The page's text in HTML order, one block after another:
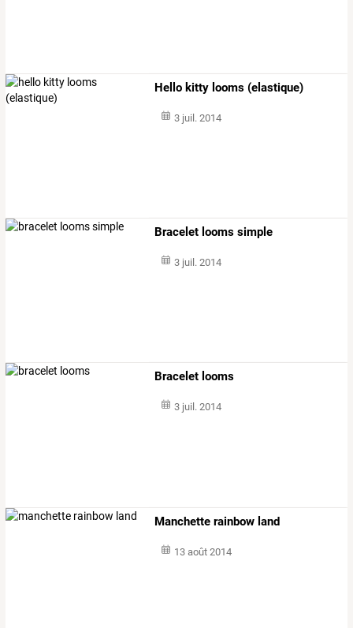
Hello kitty looms (elastique)
3 juil. 2014
Bracelet looms simple
3 juil. 2014
Bracelet looms
3 juil. 2014
Manchette rainbow land
13 août 2014